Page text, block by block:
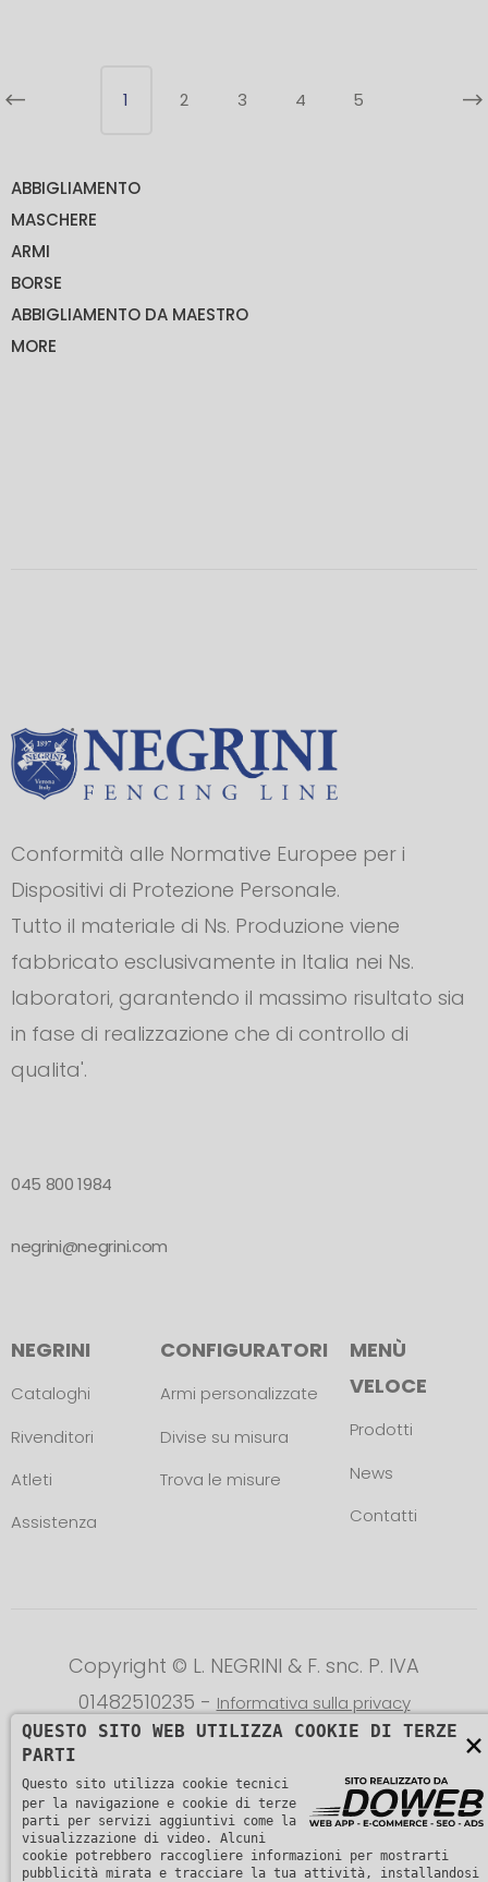
ABBIGLIAMENTO
MASCHERE
ARMI
BORSE
ABBIGLIAMENTO DA MAESTRO
MORE
1 2 3 4 5
Conformità alle Normative Europee per i
Dispositivi di Protezione Personale.
Tutto il materiale di Ns. Produzione viene
fabbricato esclusivamente in Italia nei Ns.
laboratori, garantendo il massimo risultato sia
in fase di realizzazione che di controllo di
qualita'.
045 800 1984
negrini@negrini.com
NEGRINI
Cataloghi
Rivenditori
Atleti
Assistenza
CONFIGURATORI
Armi personalizzate
Divise su misura
Trova le misure
MENÙ
VELOCE
Prodotti
News
Contatti
Copyright © L. NEGRINI & F. snc. P. IVA
01482510235 - Informativa sulla privacy
×
QUESTO SITO WEB UTILIZZA COOKIE DI TERZE
PARTI
Questo sito utilizza cookie tecnici
per la navigazione e cookie di terze
parti per servizi aggiuntivi come la
visualizzazione di video. Alcuni
cookie potrebbero raccogliere informazioni per mostrarti
pubblicità mirata e tracciare la tua attività, installandosi